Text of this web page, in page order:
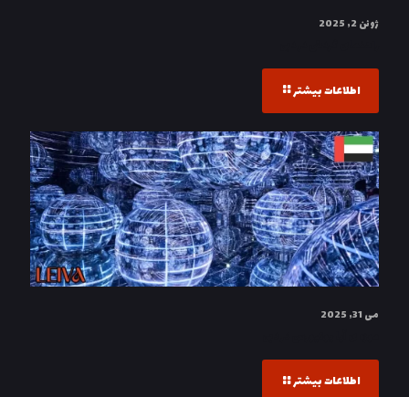
ژوئن 2, 2025
اطلاعات بیشتر
می 31, 2025
اطلاعات بیشتر